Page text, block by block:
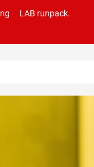
LAB runpack.